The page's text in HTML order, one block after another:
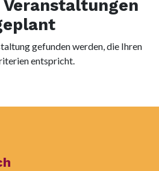
Veranstaltungen
gefunden werden, die Ihren
entspricht.